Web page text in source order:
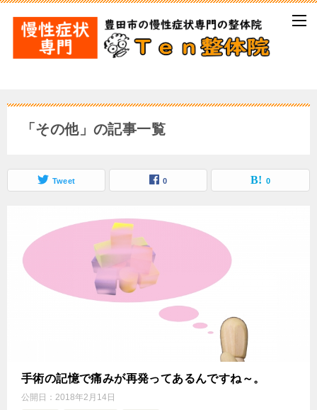
「その他」の記事一覧
Tweet 0 0
手術の記憶で痛みが再発ってあるんですね～。
公開日： 2018年2月14日